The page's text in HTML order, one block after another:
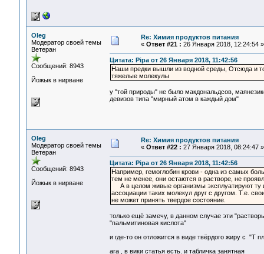
Oleg
Модератор своей темы
Ветеран
Сообщений: 8943
Йожык в нирване
Re: Химия продуктов питания
« Ответ #21 : 26 Января 2018, 12:24:54 »
Цитата: Pipa от 26 Января 2018, 11:42:56
Наши предки вышли из водной среды, Отсюда и
тяжелые молекулы
у "той природы" не было макдональдсов,
девизов типа "мирный атом в каждый дом"
Oleg
Модератор своей темы
Ветеран
Сообщений: 8943
Йожык в нирване
Re: Химия продуктов питания
« Ответ #22 : 27 Января 2018, 08:24:47 »
Цитата: Pipa от 26 Января 2018, 11:42:56
Например, гемоглобин крови - одна из самых
тем не менее, они остаются в растворе, не
А в целом живые организмы эксплуатируют ту
ассоциации таких молекул друг с другом. Т.е.
не может принять твердое состояние.
только ещё замечу, в данном случае эти
"пальмитиновая кислота"
и где-то он отложится в виде твёрдого жиру с "T
ага , в вики статья есть. и табличка занятная